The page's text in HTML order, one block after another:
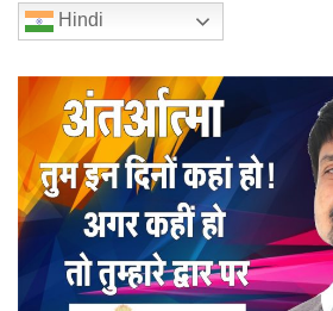
Hindi